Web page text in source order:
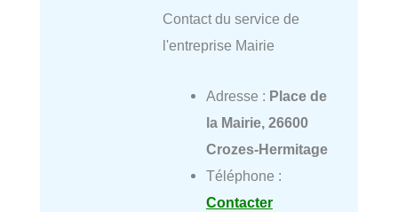
Contact du service de
l'entreprise Mairie
Adresse : Place de
la Mairie, 26600
Crozes-Hermitage
Téléphone :
Contacter